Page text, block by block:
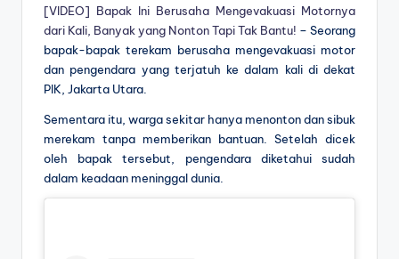
[VIDEO] Bapak Ini Berusaha Mengevakuasi Motornya
dari Kali, Banyak yang Nonton Tapi Tak Bantu! – Seorang
bapak-bapak terekam berusaha mengevakuasi motor
dan pengendara yang terjatuh ke dalam kali di dekat
PIK, Jakarta Utara.
Sementara itu, warga sekitar hanya menonton dan sibuk
merekam tanpa memberikan bantuan. Setelah dicek
oleh bapak tersebut, pengendara diketahui sudah
dalam keadaan meninggal dunia.